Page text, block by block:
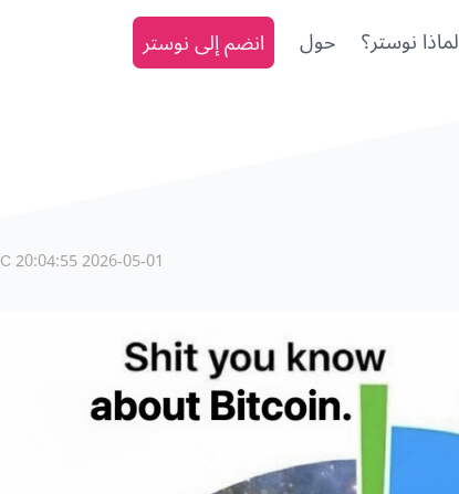
لماذا نوستر؟ حول انضم إلى نوستر
2026-05-01 20:04:55 UTC